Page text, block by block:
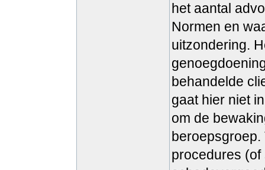
het aantal
Normen en
uitzondering.
behandelde
gaat hier niet
om de
procedures